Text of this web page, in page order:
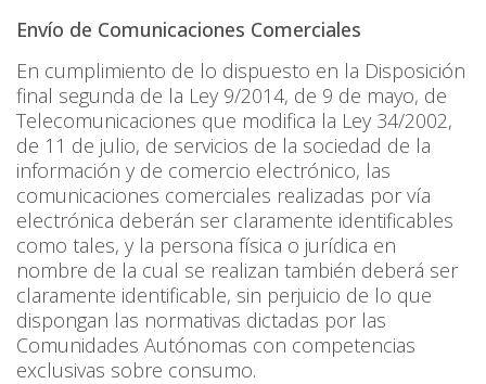
Envío de Comunicaciones Comerciales
En cumplimiento de lo dispuesto en la Disposición
final segunda de la Ley 9/2014, de 9 de mayo, de
Telecomunicaciones que modifica la Ley 34/2002,
de 11 de julio, de servicios de la sociedad de la
información y de comercio electrónico, las
comunicaciones comerciales realizadas por vía
electrónica deberán ser claramente identificables
como tales, y la persona física o jurídica en
nombre de la cual se realizan también deberá ser
claramente identificable, sin perjuicio de lo que
dispongan las normativas dictadas por las
Comunidades Autónomas con competencias
exclusivas sobre consumo.